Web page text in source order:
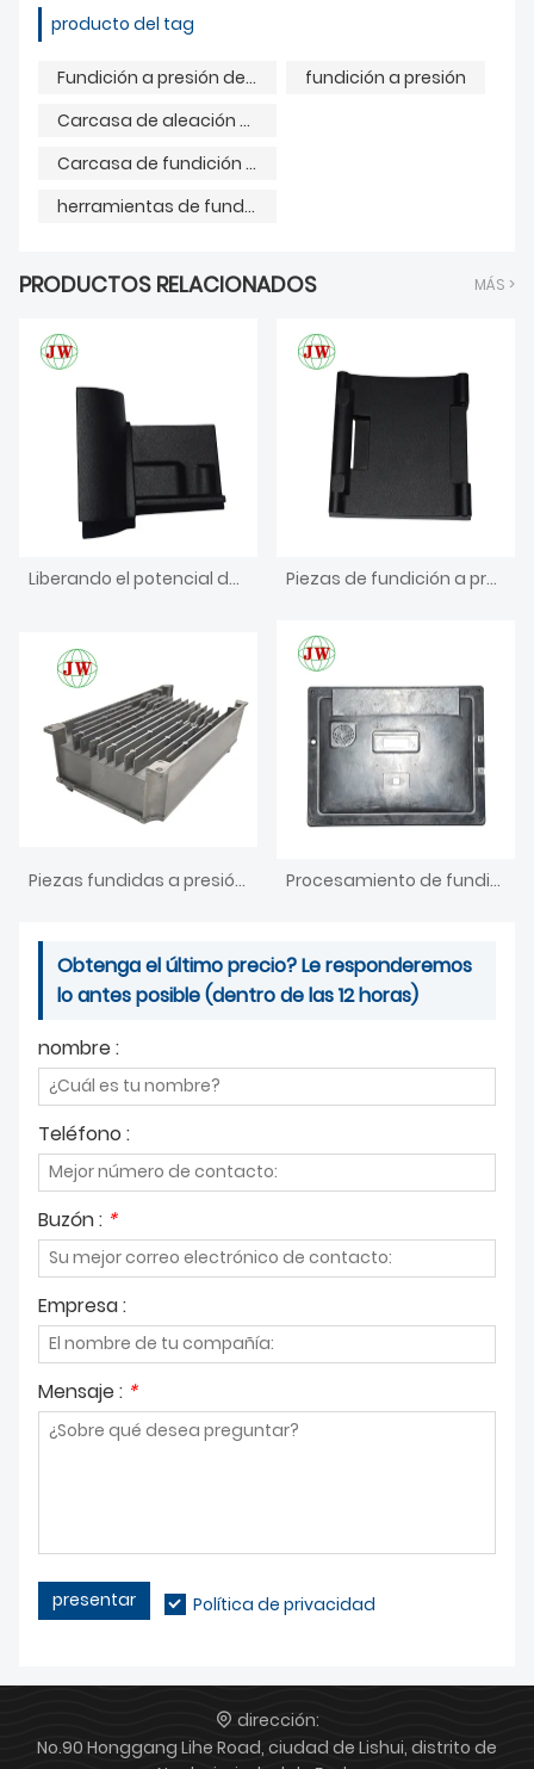
producto del tag
Fundición a presión de aleación de aluminio
fundición a presión
Carcasa de aleación de aluminio
Carcasa de fundición a presión de aleación de aluminio.
herramientas de fundición a presión
PRODUCTOS RELACIONADOS MÁS >
Liberando el potencial de los conectores de muebles fundidos a presión: revolucionando la forma en que construimos y diseñamos Piezas de fundición a presión por gravedad de carcasa de cerradura de aleación de aluminio
Piezas fundidas a presión de zinc que podríamos hacer como su dibujo en 3D Procesamiento de fundición a presión de aluminio con dibujos y muestras.
Obtenga el último precio? Le responderemos
lo antes posible (dentro de las 12 horas)
nombre :
Teléfono :
Buzón : *
Empresa :
Mensaje : *
presentar Política de privacidad
dirección:
No.90 Honggang Lihe Road, ciudad de Lishui, distrito de